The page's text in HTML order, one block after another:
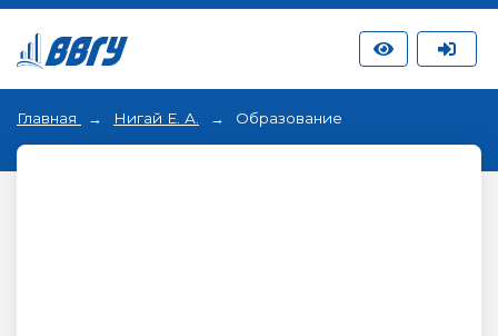
Главная Нигай Е. А. Образование